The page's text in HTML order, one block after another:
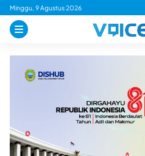
Skip
content
Minggu, 9 Agustus 2026